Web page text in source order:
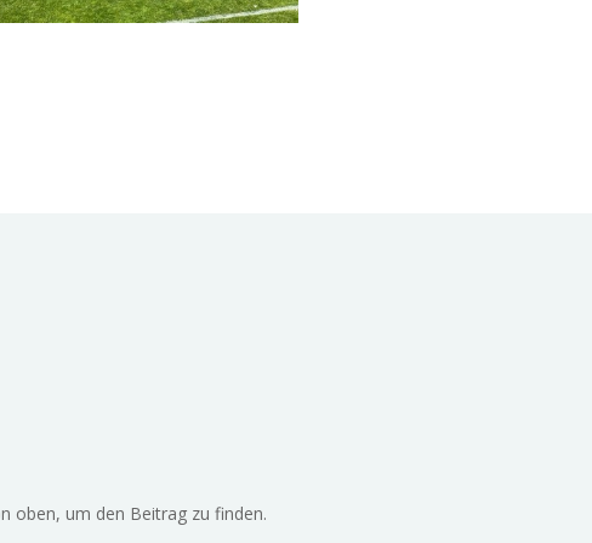
oben, um den Beitrag zu finden.